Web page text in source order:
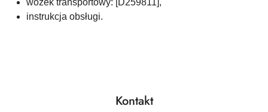
instrukcja obsługi.
Kontakt